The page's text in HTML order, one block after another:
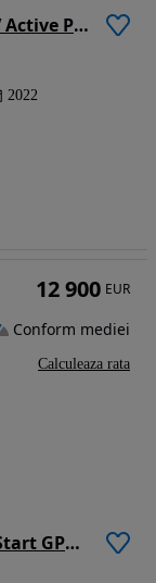
Peugeot 5008 1.2L 136 e-DCS6 MHEV Active Pack
2022
Peugeot 3008 PureTech 130 Stop & Start GPF EAT8 Active
12 900 EUR
Conform mediei
Calculeaza rata